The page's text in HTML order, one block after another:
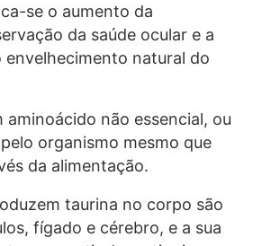
se o aumento da
da saúde ocular e a
envelhecimento natural do
aminoácido não essencial, ou
organismo mesmo que
da alimentação.
taurina no corpo são
fígado e cérebro, e a sua